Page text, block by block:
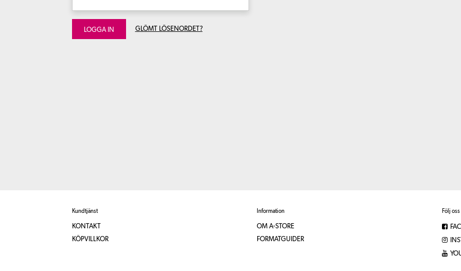
LOGGA IN GLÖMT LÖSENORDET?
Kundtjänst
KONTAKT
KÖPVILLKOR
Information
OM A-STORE
FORMATGUIDER
Följ oss